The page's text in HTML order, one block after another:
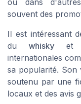
ou dans
souvent des
Il est intéressant
du whiskyet
internationales
sa popularité. Son
soutenu par une
locaux et des avis